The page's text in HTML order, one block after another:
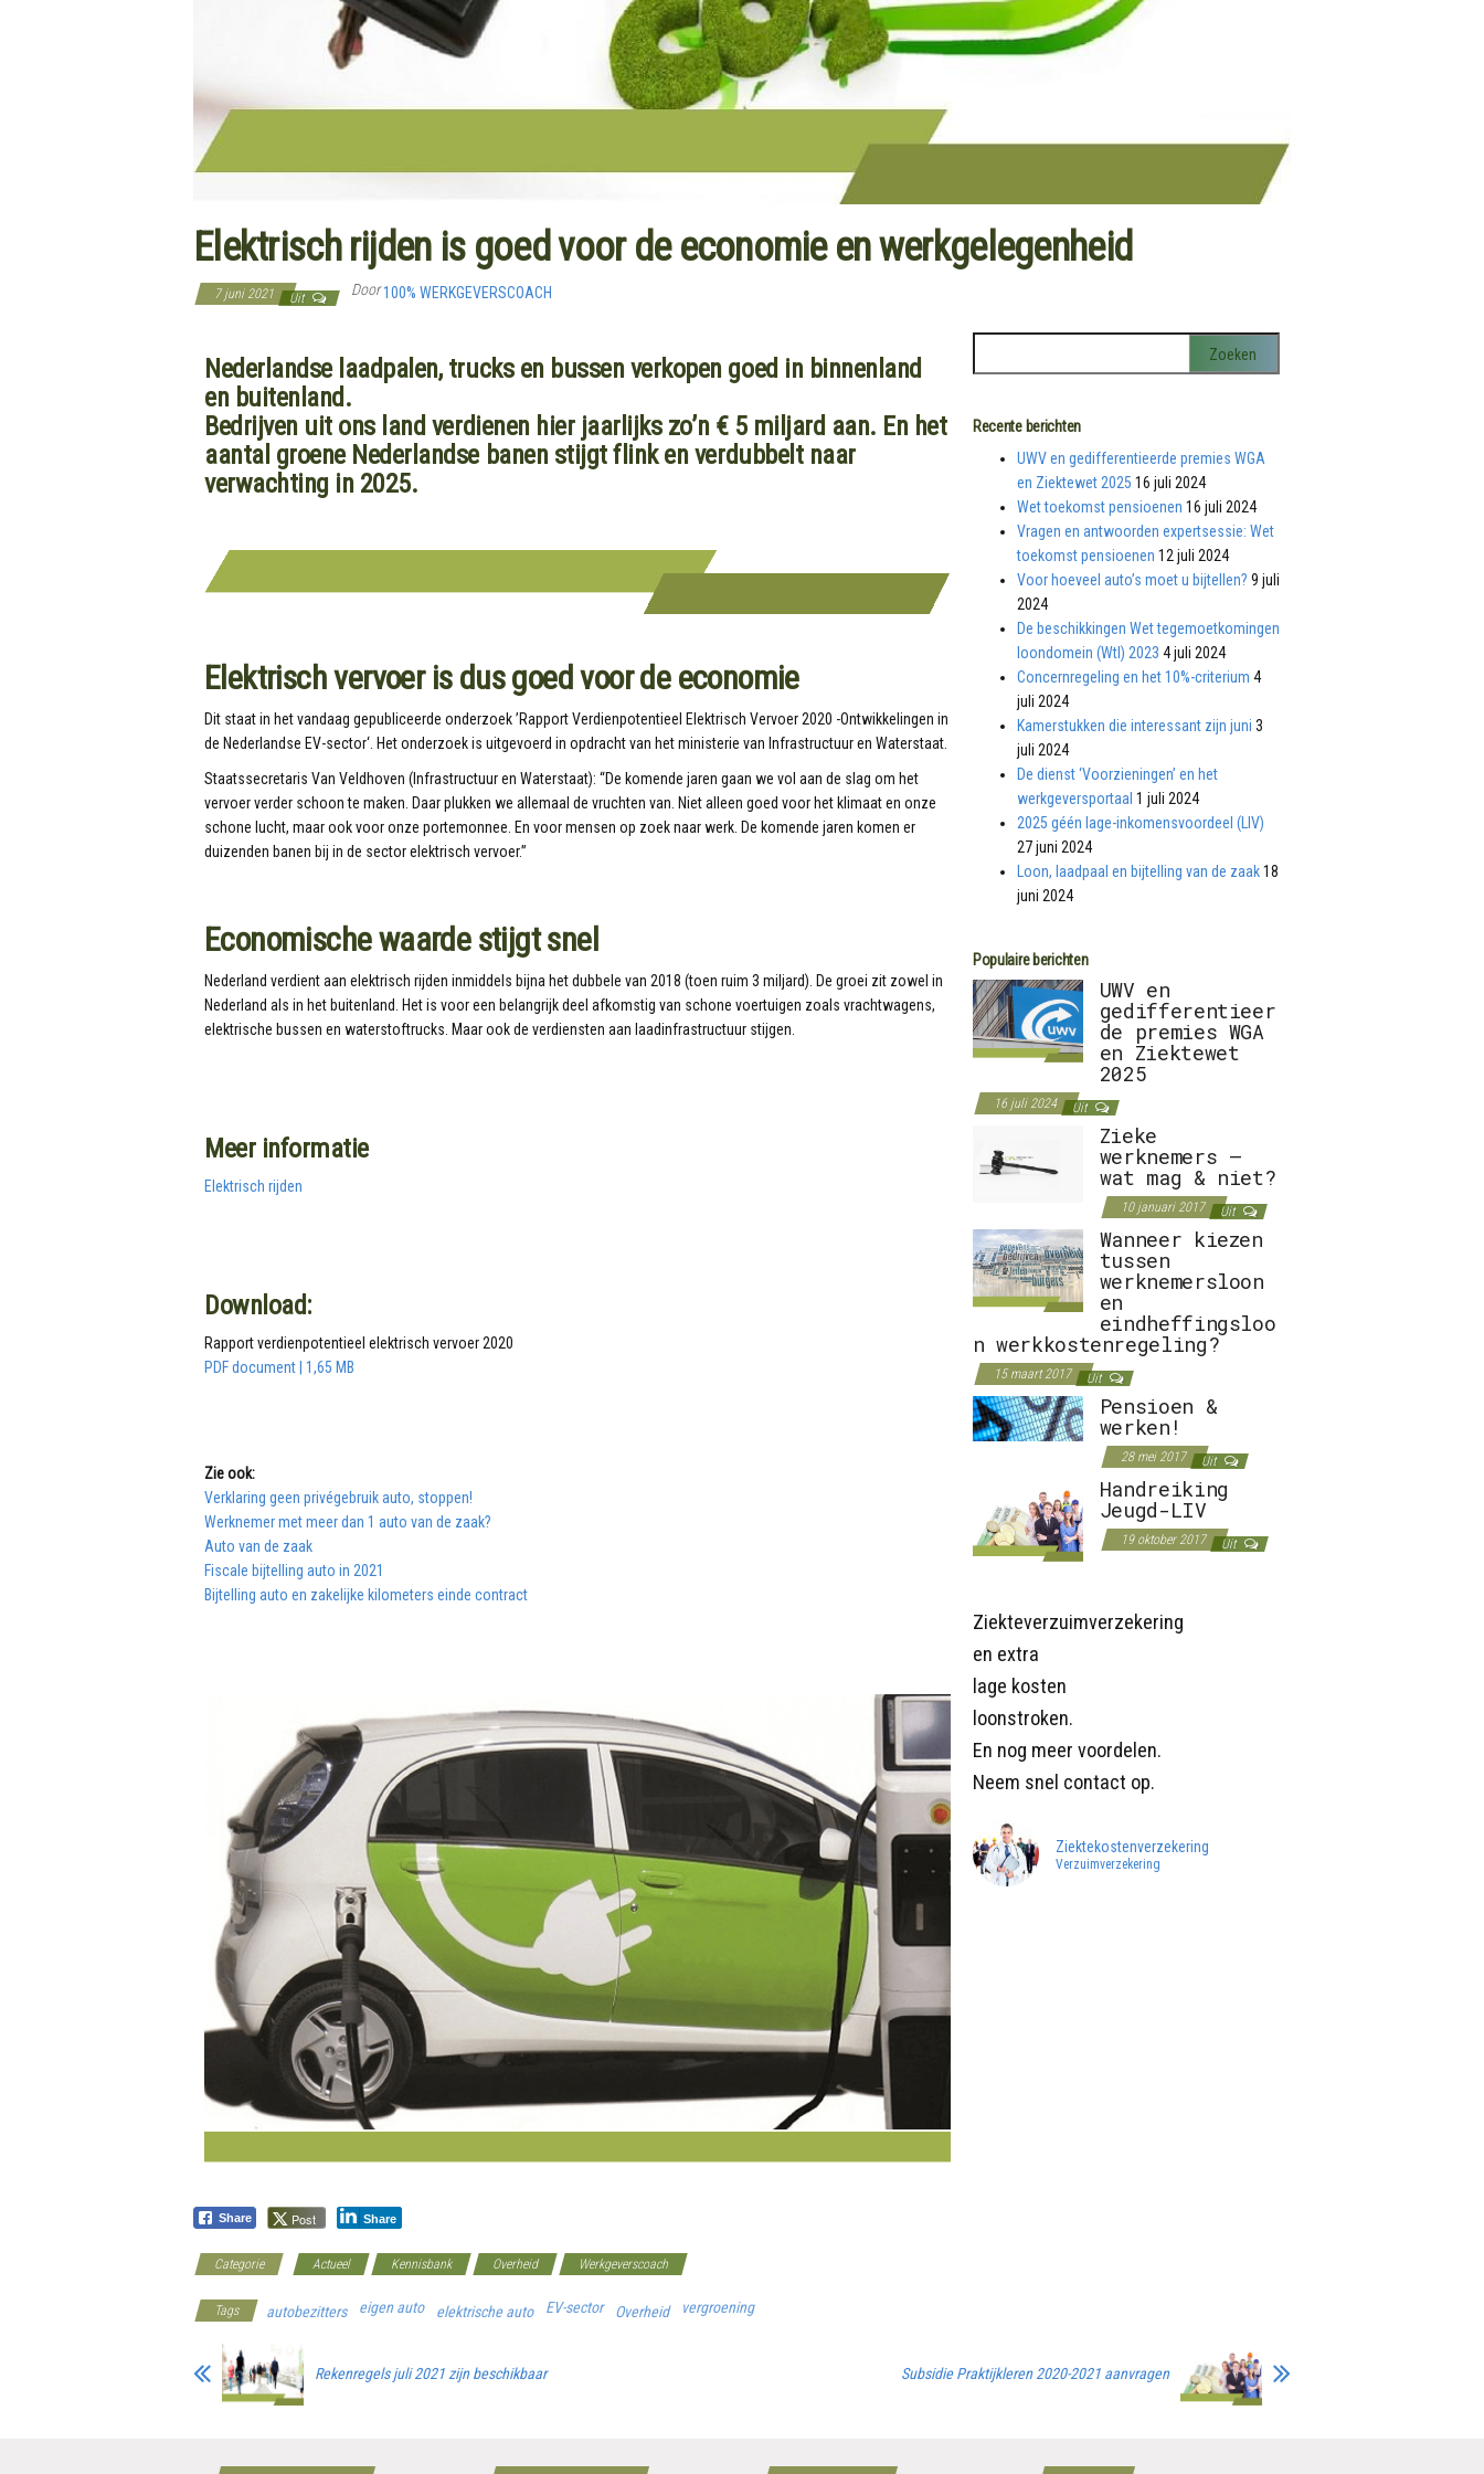
Elektrisch rijden is goed voor de economie en werkgelegenheid
7 juni 2021 Uit Door100% WERKGEVERSCOACH
Nederlandse laadpalen, trucks en bussen verkopen goed in binnenland
en buitenland.
Bedrijven uit ons land verdienen hier jaarlijks zo’n € 5 miljard aan. En het
aantal groene Nederlandse banen stijgt flink en verdubbelt naar
verwachting in 2025.
Elektrisch vervoer is dus goed voor de economie
Dit staat in het vandaag gepubliceerde onderzoek ’Rapport Verdienpotentieel Elektrisch Vervoer 2020 -Ontwikkelingen in
de Nederlandse EV-sector‘. Het onderzoek is uitgevoerd in opdracht van het ministerie van Infrastructuur en Waterstaat.
Staatssecretaris Van Veldhoven (Infrastructuur en Waterstaat): “De komende jaren gaan we vol aan de slag om het
vervoer verder schoon te maken. Daar plukken we allemaal de vruchten van. Niet alleen goed voor het klimaat en onze
schone lucht, maar ook voor onze portemonnee. En voor mensen op zoek naar werk. De komende jaren komen er
duizenden banen bij in de sector elektrisch vervoer.”
Economische waarde stijgt snel
Nederland verdient aan elektrisch rijden inmiddels bijna het dubbele van 2018 (toen ruim 3 miljard). De groei zit zowel in
Nederland als in het buitenland. Het is voor een belangrijk deel afkomstig van schone voertuigen zoals vrachtwagens,
elektrische bussen en waterstoftrucks. Maar ook de verdiensten aan laadinfrastructuur stijgen.
Meer informatie
Elektrisch rijden
Download:
Rapport verdienpotentieel elektrisch vervoer 2020
PDF document | 1,65 MB
Zie ook:
Verklaring geen privégebruik auto, stoppen!
Werknemer met meer dan 1 auto van de zaak?
Auto van de zaak
Fiscale bijtelling auto in 2021
Bijtelling auto en zakelijke kilometers einde contract
Recente berichten
UWV en gedifferentieerde premies WGA
en Ziektewet 2025 16 juli 2024
Wet toekomst pensioenen 16 juli 2024
Vragen en antwoorden expertsessie: Wet
toekomst pensioenen 12 juli 2024
Voor hoeveel auto’s moet u bijtellen? 9 juli
2024
De beschikkingen Wet tegemoetkomingen
loondomein (Wtl) 2023 4 juli 2024
Concernregeling en het 10%-criterium 4
juli 2024
Kamerstukken die interessant zijn juni 3
juli 2024
De dienst ‘Voorzieningen’ en het
werkgeversportaal 1 juli 2024
2025 géén lage-inkomensvoordeel (LIV)
27 juni 2024
Loon, laadpaal en bijtelling van de zaak 18
juni 2024
Populaire berichten
UWV en
gedifferentieer
de premies WGA
en Ziektewet
2025
16 juli 2024 Uit
Zieke
werknemers –
wat mag & niet?
10 januari 2017 Uit
Wanneer kiezen
tussen
werknemersloon
en
eindheffingsloo
n werkkostenregeling?
15 maart 2017 Uit
Pensioen &
werken!
28 mei 2017 Uit
Handreiking
Jeugd-LIV
19 oktober 2017 Uit
Ziekteverzuimverzekering
en extra
lage kosten
loonstroken.
En nog meer voordelen.
Neem snel contact op.
Ziektekostenverzekering
Verzuimverzekering
Share Post Share
Categorie Actueel Kennisbank Overheid Werkgeverscoach
Tags autobezitters eigen auto elektrische auto EV-sector Overheid vergroening
Rekenregels juli 2021 zijn beschikbaar Subsidie Praktijkleren 2020-2021 aanvragen